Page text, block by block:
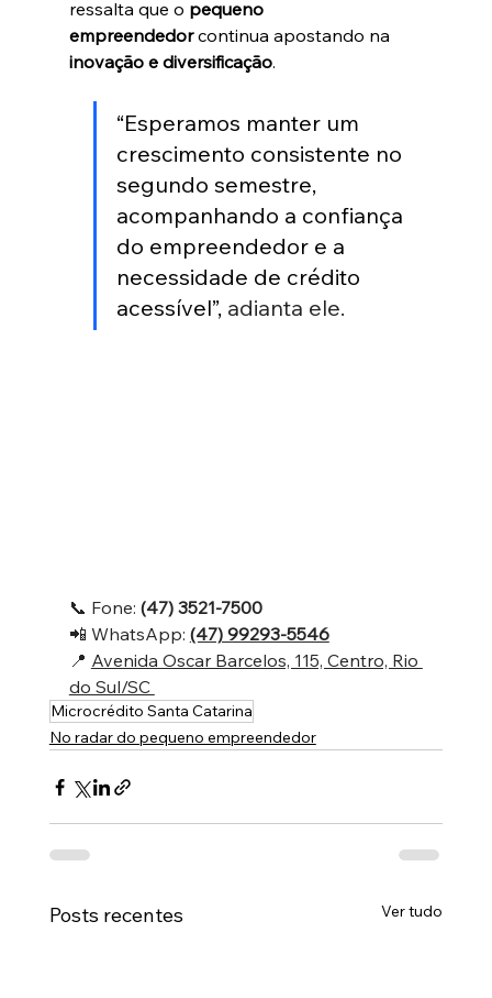
ressalta que o pequeno
empreendedor continua apostando na
inovação e diversificação.
“Esperamos manter um
crescimento consistente no
segundo semestre,
acompanhando a confiança
do empreendedor e a
necessidade de crédito
acessível”, adianta ele.
📞 Fone: (47) 3521-7500
📲 WhatsApp: (47) 99293-5546
📍 Avenida Oscar Barcelos, 115, Centro, Rio
do Sul/SC
Microcrédito Santa Catarina
No radar do pequeno empreendedor
Posts recentes Ver tudo